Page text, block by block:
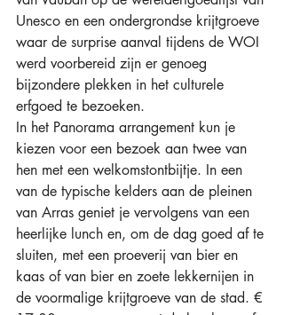
Unesco en een ondergrondse krijtgroeve
waar de surprise aanval tijdens de WOI
werd voorbereid zijn er genoeg
bijzondere plekken in het culturele
erfgoed te bezoeken.
In het Panorama arrangement kun je
kiezen voor een bezoek aan twee van
hen met een welkomstontbijtje. In een
van de typische kelders aan de pleinen
van Arras geniet je vervolgens van een
heerlijke lunch en, om de dag goed af te
sluiten, met een proeverij van bier en
kaas of van bier en zoete lekkernijen in
de voormalige krijtgroeve van de stad. €